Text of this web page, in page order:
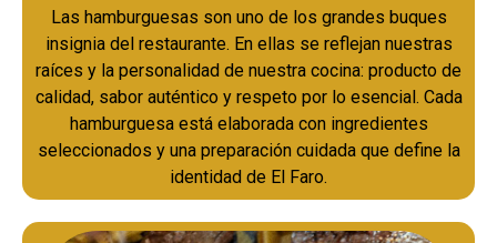
Las hamburguesas son uno de los grandes buques
insignia del restaurante. En ellas se reflejan nuestras
raíces y la personalidad de nuestra cocina: producto de
calidad, sabor auténtico y respeto por lo esencial. Cada
hamburguesa está elaborada con ingredientes
seleccionados y una preparación cuidada que define la
identidad de El Faro.